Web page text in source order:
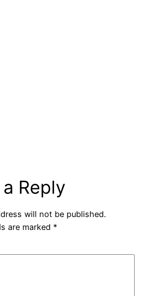
Reply
will not be published.
are marked *